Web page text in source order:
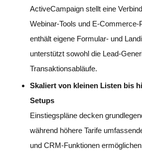
ActiveCampaign stellt eine
Webinar-Tools und E-Commerce-
enthält eigene Formular- und
unterstützt sowohl die Lead-
Transaktionsabläufe.
Skaliert von kleinen Listen bis
Setups
Einstiegspläne decken
während höhere Tarife
und CRM-Funktionen